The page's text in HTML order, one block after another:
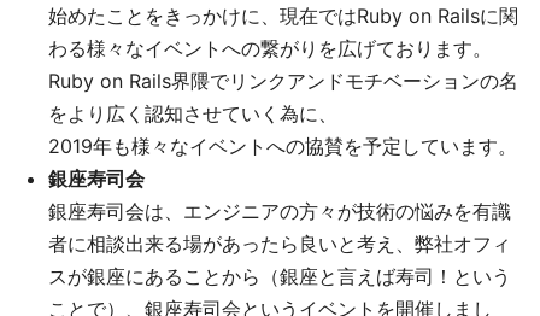
始めたことをきっかけに、現在ではRuby on Railsに関
わる様々なイベントへの繋がりを広げております。
Ruby on Rails界隈でリンクアンドモチベーションの名
をより広く認知させていく為に、
2019年も様々なイベントへの協賛を予定しています。
銀座寿司会
銀座寿司会は、エンジニアの方々が技術の悩みを有識
者に相談出来る場があったら良いと考え、弊社オフィ
スが銀座にあることから（銀座と言えば寿司！という
ことで）、銀座寿司会というイベントを開催しまし